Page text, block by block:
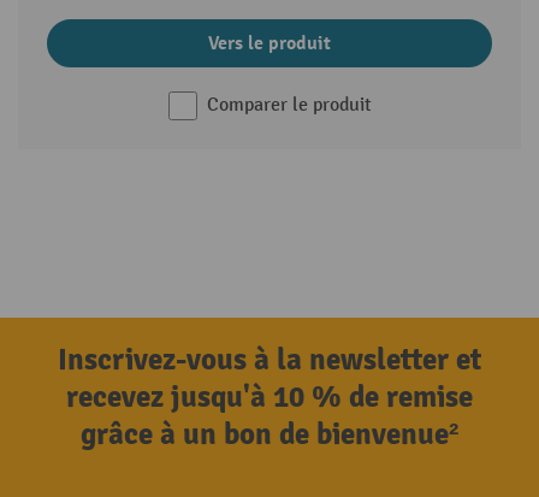
Vers le produit
Comparer le produit
Inscrivez-vous à la newsletter et
recevez jusqu'à 10 % de remise
grâce à un bon de bienvenue²